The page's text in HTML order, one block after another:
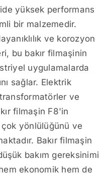
yüksek performans
bir malzemedir.
ve korozyon
bu bakır filmaşinin
uygulamalarda
sağlar. Elektrik
transformatörler ve
filmaşin F8'in
çok yönlülüğünü ve
Bakır filmaşin
bakım gereksinimi
ekonomik hem de